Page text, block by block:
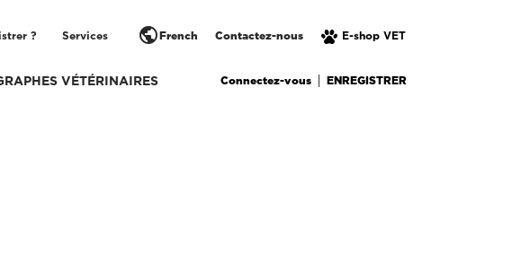
? Services E-shop VET
Contactez-nous
publicFrench
VÉTÉRINAIRES Connectez-vous ENREGISTRER